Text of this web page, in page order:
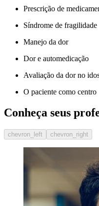
Prescrição de
Síndrome de fragilidade
Manejo da dor
Dor e automedicação
Avaliação da dor no
O paciente como centro
Conheça seus
chevron_left chevron_right